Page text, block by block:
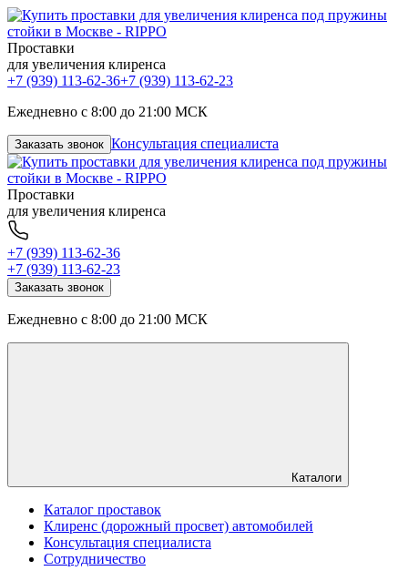
Проставки
для увеличения клиренса
+7 (939) 113-62-36+7 (939) 113-62-23
Ежедневно с 8:00 до 21:00 МСК
Заказать звонок Консультация специалиста
Проставки
для увеличения клиренса
+7 (939) 113-62-36
+7 (939) 113-62-23
Заказать звонок
Ежедневно с 8:00 до 21:00 МСК
Каталоги
Каталог проставок
Клиренс (дорожный просвет) автомобилей
Консультация специалиста
Сотрудничество